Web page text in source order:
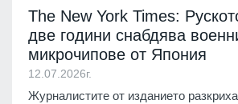
The New York Times:
две години снабдява
микрочипове от Япония
12.07.2026г.
Журналистите от изданието